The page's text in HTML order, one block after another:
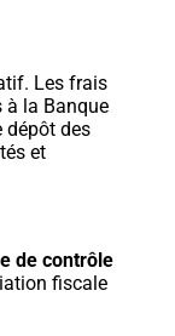
Les frais
à la Banque
dépôt des
et
de contrôle
fiscale